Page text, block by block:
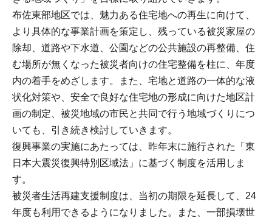
布佐東部地区では、魅力ある住宅地への再生に向けて、
より具体的な事業計画を策定し、残っている被災家屋の
除却、道路や下水道、公園などの公共施設の再整備、住
む場所が無くなった被災者向けの住宅整備を柱に、年度
内の着手をめざします。また、宅地と道路の一体的な液
状化対策や、安全で良好な住宅地の形成に向けた地区計
画の制定、被災地域の市民と共同で行う地域づくりにつ
いても、引き続き検討していきます。
復興事業の実施にあたっては、昨年末に施行された「東
日本大震災復興特別区域法」に基づく制度を活用しま
す。
被災者生活再建支援制度は、当初の期限を延長して、24
年度も利用できるようになりました。また、一部損壊世